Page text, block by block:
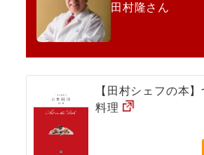
田村隆さん
【田村シェフの本
料理